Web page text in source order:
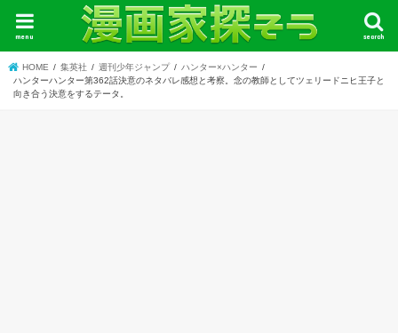
search
menu
HOME 集英社 週刊少年ジャンプ
ハンター×ハンター
ハンターハンター第362話決意のネタバレ感想と考察。念の教師としてツェリードニヒ王子と
向き合う決意をするテータ。